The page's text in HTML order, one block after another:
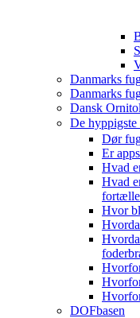
Danmarks
Danmarks
Dansk
De hyppigste
Dør
Er
Hvad
Hvad
Hvor
DOFbasen